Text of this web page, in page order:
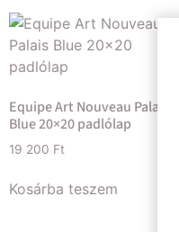
Equipe Art Nouveau Palais
Blue 20×20 padlólap
19 200 Ft
Kosárba teszem